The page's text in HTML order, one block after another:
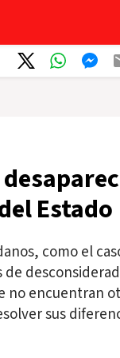
Estado
como el
de
no encuentran
sus